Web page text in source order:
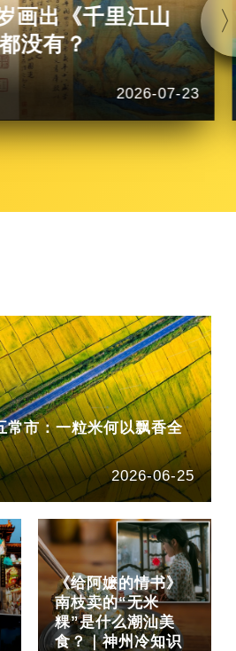
画出《千里江山
没有？
2026-07-23
常市：一粒米何以飘香全
2026-06-25
《给阿嬷的情书》
南枝卖的“无米
粿”是什么潮汕美
食？｜神州冷知识